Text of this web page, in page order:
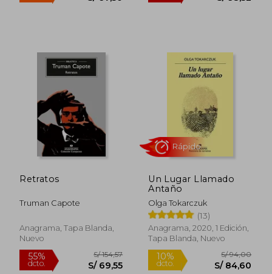
Rápido Rápido
Retratos
Truman Capote
Anagrama, Tapa Blanda,
Nuevo
Un Lugar Llamado
Antaño
Olga Tokarczuk
(13)
Anagrama, 2020, 1 Edición,
Tapa Blanda, Nuevo